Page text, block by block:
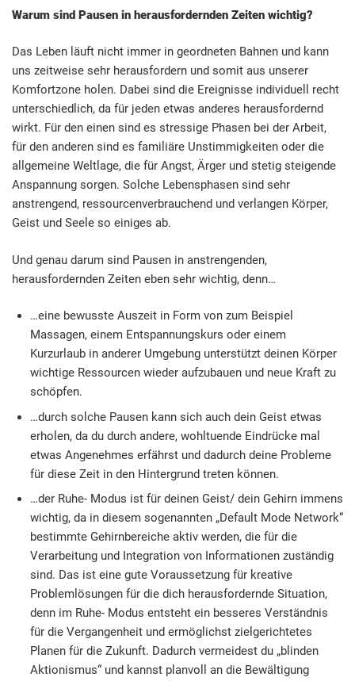
Warum sind Pausen in herausfordernden Zeiten wichtig?
Das Leben läuft nicht immer in geordneten Bahnen und kann
uns zeitweise sehr herausfordern und somit aus unserer
Komfortzone holen. Dabei sind die Ereignisse individuell recht
unterschiedlich, da für jeden etwas anderes herausfordernd
wirkt. Für den einen sind es stressige Phasen bei der Arbeit,
für den anderen sind es familiäre Unstimmigkeiten oder die
allgemeine Weltlage, die für Angst, Ärger und stetig steigende
Anspannung sorgen. Solche Lebensphasen sind sehr
anstrengend, ressourcenverbrauchend und verlangen Körper,
Geist und Seele so einiges ab.
Und genau darum sind Pausen in anstrengenden,
herausfordernden Zeiten eben sehr wichtig, denn…
…eine bewusste Auszeit in Form von zum Beispiel
Massagen, einem Entspannungskurs oder einem
Kurzurlaub in anderer Umgebung unterstützt deinen Körper
wichtige Ressourcen wieder aufzubauen und neue Kraft zu
schöpfen.
…durch solche Pausen kann sich auch dein Geist etwas
erholen, da du durch andere, wohltuende Eindrücke mal
etwas Angenehmes erfährst und dadurch deine Probleme
für diese Zeit in den Hintergrund treten können.
…der Ruhe- Modus ist für deinen Geist/ dein Gehirn immens
wichtig, da in diesem sogenannten „Default Mode Network“
bestimmte Gehirnbereiche aktiv werden, die für die
Verarbeitung und Integration von Informationen zuständig
sind. Das ist eine gute Voraussetzung für kreative
Problemlösungen für die dich herausfordernde Situation,
denn im Ruhe- Modus entsteht ein besseres Verständnis
für die Vergangenheit und ermöglichst zielgerichtetes
Planen für die Zukunft. Dadurch vermeidest du „blinden
Aktionismus“ und kannst planvoll an die Bewältigung